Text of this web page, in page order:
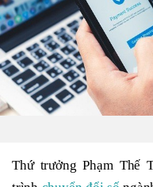
Thứ trưởng Phạm Thế